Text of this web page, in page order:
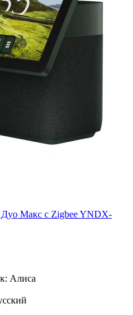
Дуо Макс c Zigbee YNDX-
Алиса